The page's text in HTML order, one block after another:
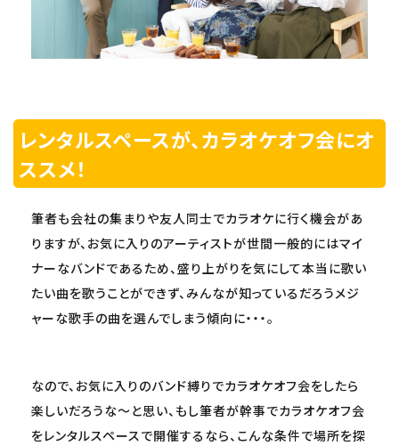
レンタルスペースが、カラオケオフ会にオ
ススメ！
筆者も会社の集まりや友人同士でカラオケに行く機会があ
りますが、お気に入りのアーティストが世間一般的にはマイ
ナーなバンドであるため、盛り上がりを気にして本当に歌い
たい曲を歌うことができず、みんなが知っているだろうメジ
ャーな歌手の曲を選んでしまう傾向に・・・。
なので、お気に入りのバンド縛りでカラオケオフ会をしたら
楽しいだろうな～と思い、もし筆者が幹事でカラオケオフ会
をレンタルスペースで開催するなら、こんな条件で場所を探